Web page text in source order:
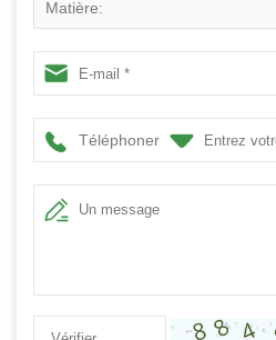
Matière:
Téléphoner